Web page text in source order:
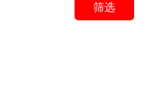
筛选